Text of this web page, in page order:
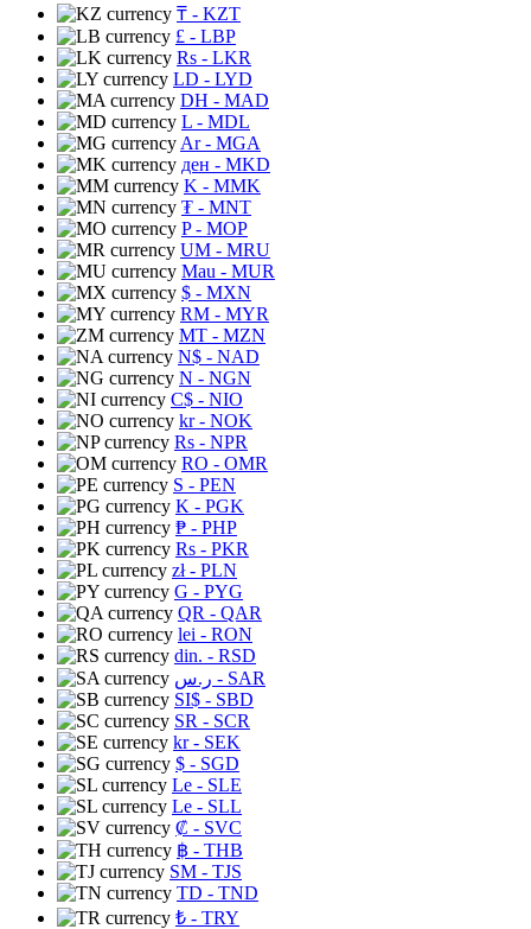
₸ - KZT
£ - LBP
Rs - LKR
LD - LYD
DH - MAD
L - MDL
Ar- MGA
ден - MKD
K - MMK
₮ - MNT
P- MOP
UM - MRU
Mau - MUR
$ - MXN
RM - MYR
MT - MZN
N$ - NAD
N - NGN
C$ - NIO
kr- NOK
Rs - NPR
RO - OMR
S - PEN
K - PGK
₱ - PHP
Rs - PKR
zł- PLN
G - PYG
QR - QAR
lei - RON
din. - RSD
ر.س - SAR
SI$ - SBD
SR - SCR
kr- SEK
$ - SGD
Le - SLE
Le - SLL
₡ - SVC
฿ - THB
ЅМ - TJS
TD - TND
₺ - TRY